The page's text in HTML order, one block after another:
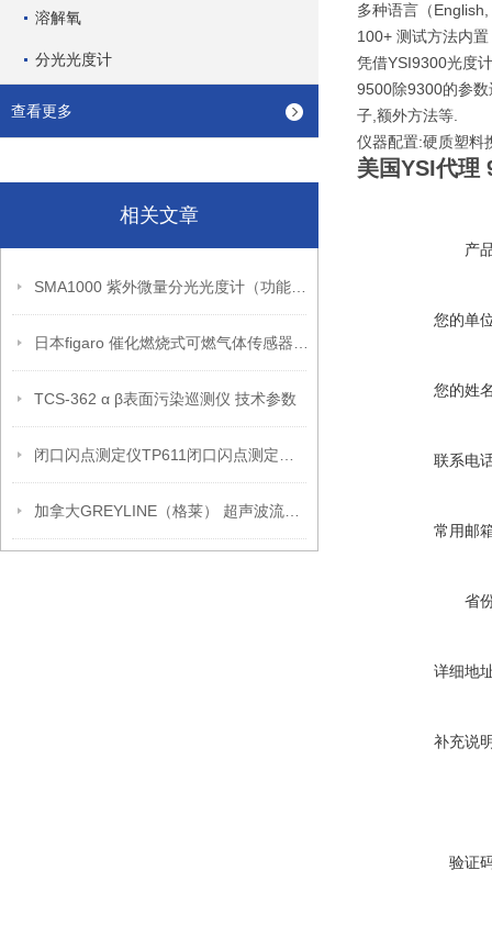
溶解氧
分光光度计
查看更多
相关文章
TCS-362 α β表面污染巡测仪 技术参数
多种语言（
100+ 测试方法内置
凭借YSI9300光度
9500除9300的参
子,额外方法等.
仪器配置:硬质塑料
美国YSI代理
产
您的单
您的姓
联系电
常用邮
省
详细地
补充说
验证